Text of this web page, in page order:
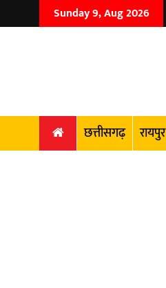
Sunday 9, Aug 2026
छत्तीसगढ़ रायपुर